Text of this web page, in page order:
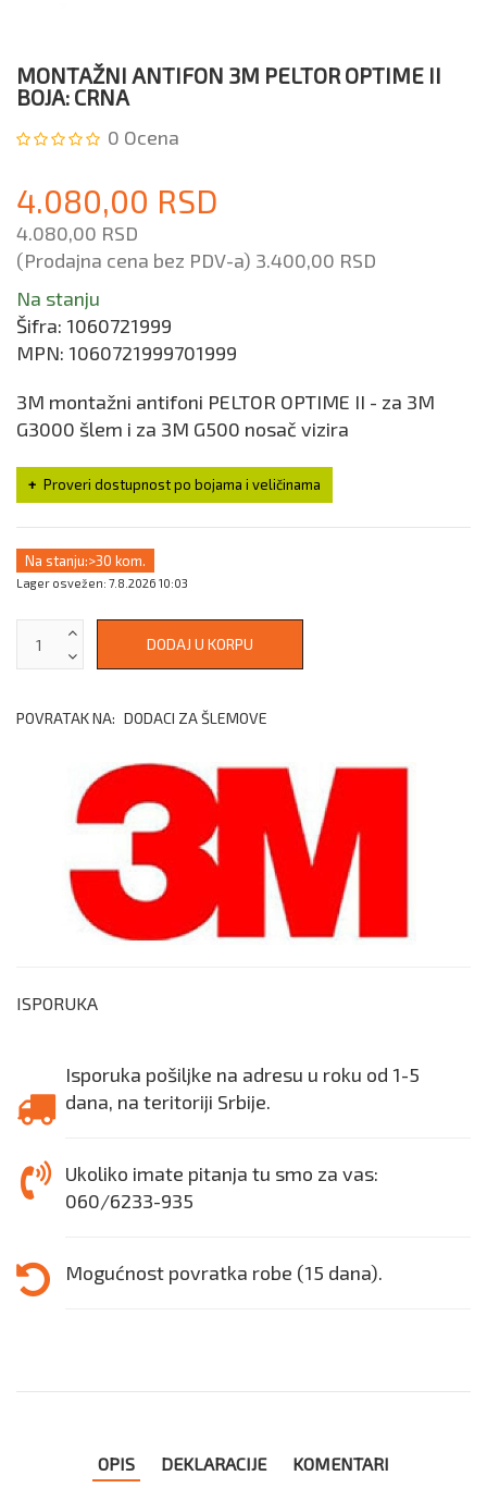
MONTAŽNI ANTIFON 3M PELTOR OPTIME II
BOJA: CRNA
0 Ocena
4.080,00 RSD
4.080,00 RSD
(Prodajna cena bez PDV-a) 3.400,00 RSD
Na stanju
Šifra: 1060721999
MPN: 1060721999701999
3M montažni antifoni PELTOR OPTIME II - za 3M
G3000 šlem i za 3M G500 nosač vizira
Proveri dostupnost po bojama i veličinama
Na stanju:>30 kom.
Lager osvežen: 7.8.2026 10:03
POVRATAK NA: DODACI ZA ŠLEMOVE
ISPORUKA
Isporuka pošiljke na adresu u roku od 1-5
dana, na teritoriji Srbije.
Ukoliko imate pitanja tu smo za vas:
060/6233-935
Mogućnost povratka robe (15 dana).
OPIS DEKLARACIJE KOMENTARI